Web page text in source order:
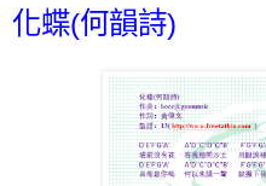
化蝶(何韻詩)